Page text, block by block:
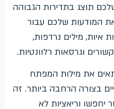
תוצג בתדירות הגבוהה
את המודעות שלכם עבור
איות, מילים נרדפות,
וגרסאות רלוונטיות.
את מילות המפתח
בצורה הרחבה ביותר. זה
יחפשו וריאציות לא